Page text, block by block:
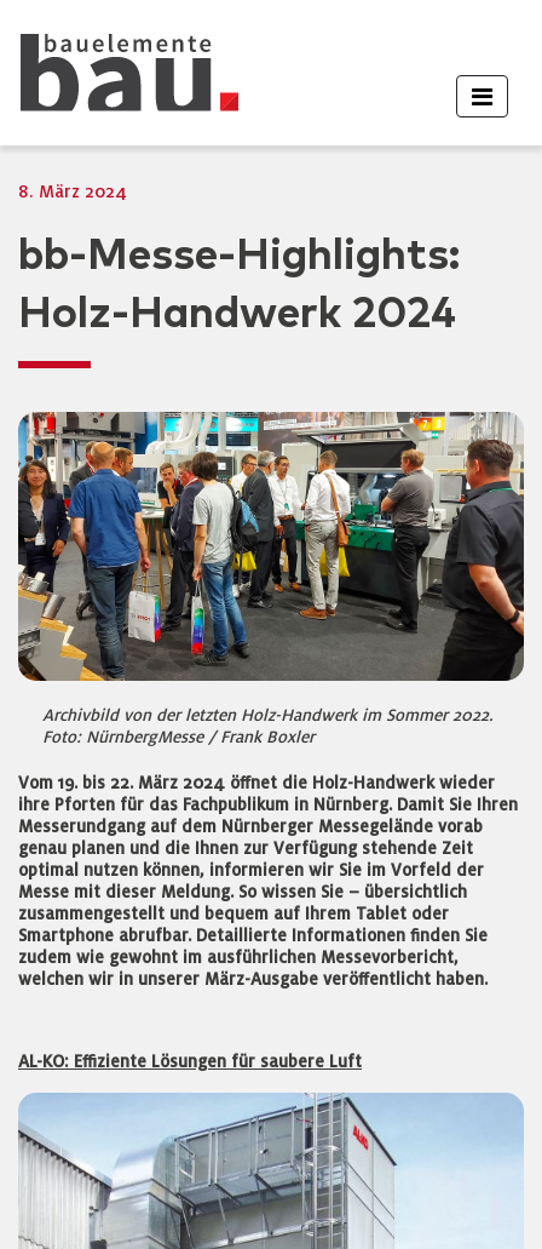
8. März 2024
bb-Messe-Highlights:
Holz-Handwerk 2024
Archivbild von der letzten Holz-Handwerk im Sommer 2022.
Foto: NürnbergMesse / Frank Boxler
Vom 19. bis 22. März 2024 öffnet die Holz-Handwerk wieder
ihre Pforten für das Fachpublikum in Nürnberg. Damit Sie Ihren
Messerundgang auf dem Nürnberger Messegelände vorab
genau planen und die Ihnen zur Verfügung stehende Zeit
optimal nutzen können, informieren wir Sie im Vorfeld der
Messe mit dieser Meldung. So wissen Sie – übersichtlich
zusammengestellt und bequem auf Ihrem Tablet oder
Smartphone abrufbar. Detaillierte Informationen finden Sie
zudem wie gewohnt im ausführlichen Messevorbericht,
welchen wir in unserer März-Ausgabe veröffentlicht haben.
AL-KO: Effiziente Lösungen für saubere Luft